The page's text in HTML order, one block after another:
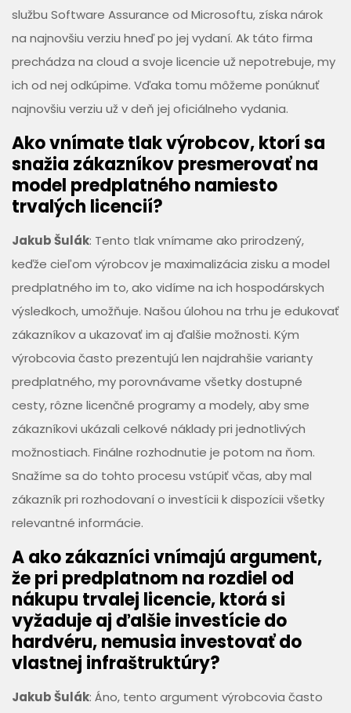
službu Software Assurance od Microsoftu, získa nárok
na najnovšiu verziu hneď po jej vydaní. Ak táto firma
prechádza na cloud a svoje licencie už nepotrebuje, my
ich od nej odkúpime. Vďaka tomu môžeme ponúknuť
najnovšiu verziu už v deň jej oficiálneho vydania.
Ako vnímate tlak výrobcov, ktorí sa
snažia zákazníkov presmerovať na
model predplatného namiesto
trvalých licencií?
Jakub Šulák: Tento tlak vnímame ako prirodzený,
keďže cieľom výrobcov je maximalizácia zisku a model
predplatného im to, ako vidíme na ich hospodárskych
výsledkoch, umožňuje. Našou úlohou na trhu je edukovať
zákazníkov a ukazovať im aj ďalšie možnosti. Kým
výrobcovia často prezentujú len najdrahšie varianty
predplatného, my porovnávame všetky dostupné
cesty, rôzne licenčné programy a modely, aby sme
zákazníkovi ukázali celkové náklady pri jednotlivých
možnostiach. Finálne rozhodnutie je potom na ňom.
Snažíme sa do tohto procesu vstúpiť včas, aby mal
zákazník pri rozhodovaní o investícii k dispozícii všetky
relevantné informácie.
A ako zákazníci vnímajú argument,
že pri predplatnom na rozdiel od
nákupu trvalej licencie, ktorá si
vyžaduje aj ďalšie investície do
hardvéru, nemusia investovať do
vlastnej infraštruktúry?
Jakub Šulák: Áno, tento argument výrobcovia často